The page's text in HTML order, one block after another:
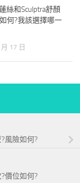
絲和Sculptra舒顏
何?我該選擇哪一
17 日
風險如何?
價位如何?